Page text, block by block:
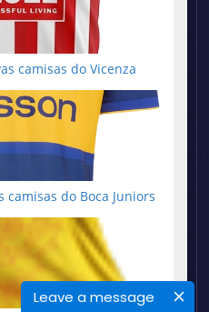
Leave a message
camisas do Vicenza
do Boca Juniors